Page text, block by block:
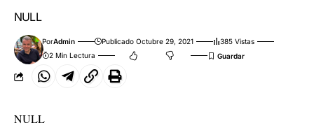
NULL
PorAdmin Publicado Octubre 29, 2021
385 Vistas
2 Min Lectura
NULL